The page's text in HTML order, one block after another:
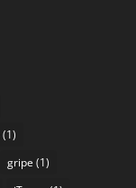
(1)
gripe (1)